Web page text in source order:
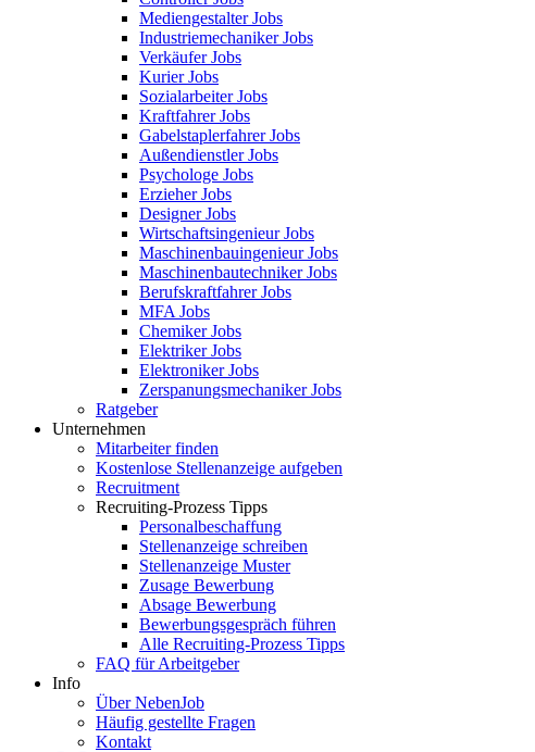
Mediengestalter Jobs
Industriemechaniker Jobs
Verkäufer Jobs
Kurier Jobs
Sozialarbeiter Jobs
Kraftfahrer Jobs
Gabelstaplerfahrer Jobs
Außendienstler Jobs
Psychologe Jobs
Erzieher Jobs
Designer Jobs
Wirtschaftsingenieur Jobs
Maschinenbauingenieur Jobs
Maschinenbautechniker Jobs
Berufskraftfahrer Jobs
MFA Jobs
Chemiker Jobs
Elektriker Jobs
Elektroniker Jobs
Zerspanungsmechaniker Jobs
Ratgeber
Unternehmen
Mitarbeiter finden
Kostenlose Stellenanzeige aufgeben
Recruitment
Recruiting-Prozess Tipps
Personalbeschaffung
Stellenanzeige schreiben
Stellenanzeige Muster
Zusage Bewerbung
Absage Bewerbung
Bewerbungsgespräch führen
Alle Recruiting-Prozess Tipps
FAQ für Arbeitgeber
Info
Über NebenJob
Häufig gestellte Fragen
Kontakt